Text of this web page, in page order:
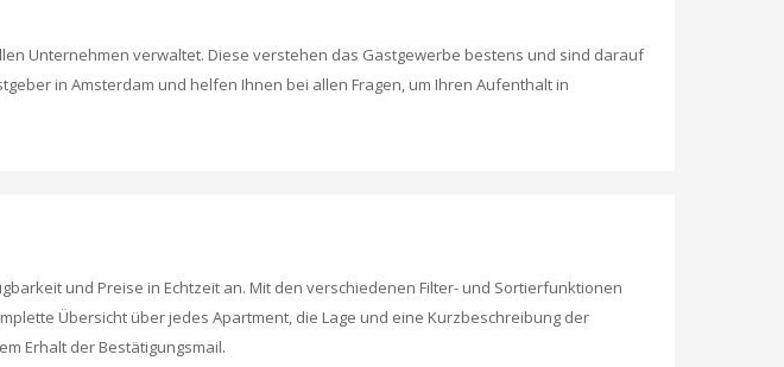
Unternehmen verwaltet. Diese verstehen das Gastgewerbe bestens und sind darauf
in Amsterdam und helfen Ihnen bei allen Fragen, um Ihren Aufenthalt in
und Preise in Echtzeit an. Mit den verschiedenen Filter- und Sortierfunktionen
Übersicht über jedes Apartment, die Lage und eine Kurzbeschreibung der
Erhalt der Bestätigungsmail.